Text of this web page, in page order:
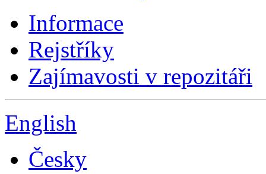
Informace
Rejstříky
Zajímavosti v repozitáři
English
Česky